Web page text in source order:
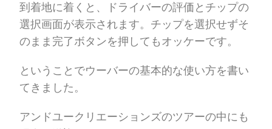
到着地に着くと、ドライバーの評価とチップの
選択画面が表示されます。チップを選択せずそ
のまま完了ボタンを押してもオッケーです。
ということでウーバーの基本的な使い方を書い
てきました。
アンドユークリエーションズのツアーの中にも